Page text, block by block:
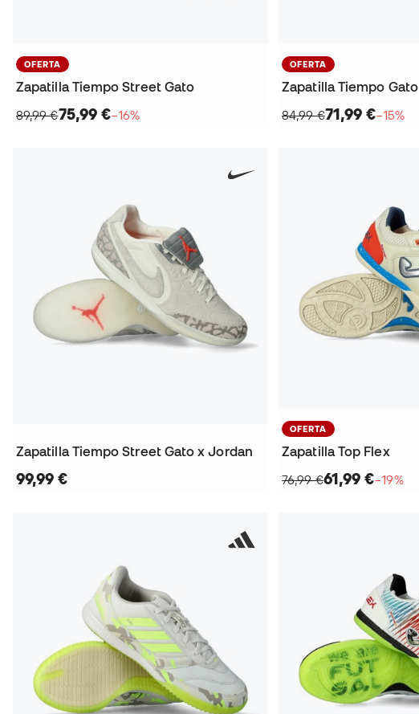
OFERTA
Zapatilla Tiempo Street Gato
89,99 €75,99 €−16%
OFERTA
Zapatilla Tiempo Gato
84,99 €71,99 €−15%
Zapatilla Tiempo Street Gato x Jordan
99,99 €
OFERTA
Zapatilla Top Flex
76,99 €61,99 €−19%